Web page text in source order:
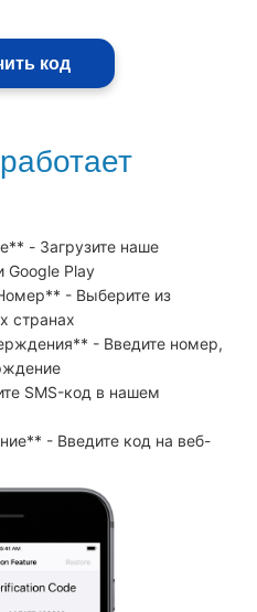
код
- Загрузите наше
Google Play
- Выберите из
странах
- Введите номер,
SMS-код в нашем
- Введите код на веб-